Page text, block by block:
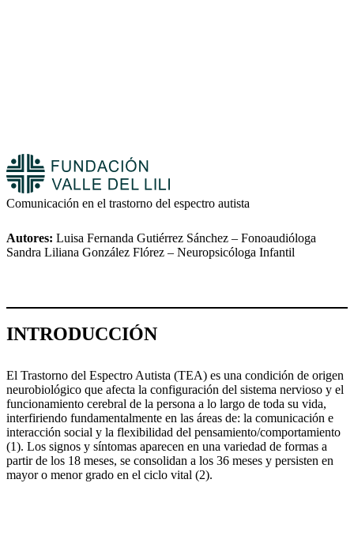
Comunicación en el trastorno del espectro autista
Autores: Luisa Fernanda Gutiérrez Sánchez – Fonoaudióloga
Sandra Liliana González Flórez – Neuropsicóloga Infantil
INTRODUCCIÓN
El Trastorno del Espectro Autista (TEA) es una condición de origen
neurobiológico que afecta la configuración del sistema nervioso y el
funcionamiento cerebral de la persona a lo largo de toda su vida,
interfiriendo fundamentalmente en las áreas de: la comunicación e
interacción social y la flexibilidad del pensamiento/comportamiento
(1). Los signos y síntomas aparecen en una variedad de formas a
partir de los 18 meses, se consolidan a los 36 meses y persisten en
mayor o menor grado en el ciclo vital (2).